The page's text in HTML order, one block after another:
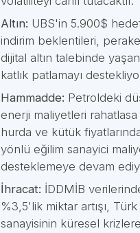
Altın: UBS'in 5.900$
indirim beklentileri,
dijital altın talebinde
katlık patlamayı
Hammadde: Petroldeki
enerji maliyetleri
hurda ve kütük
yönlü eğilim sanayici
desteklemeye devam
İhracat: İDDMİB
%3,5'lik miktar artışı,
sanayisinin küresel